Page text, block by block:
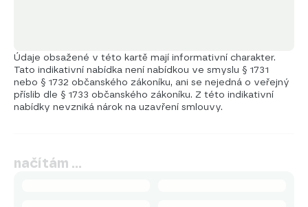
Údaje obsažené v této kartě mají informativní charakter.
Tato indikativní nabídka není nabídkou ve smyslu § 1731
nebo § 1732 občanského zákoníku, ani se nejedná o veřejný
příslib dle § 1733 občanského zákoníku. Z této indikativní
nabídky nevzniká nárok na uzavření smlouvy.
načítám …